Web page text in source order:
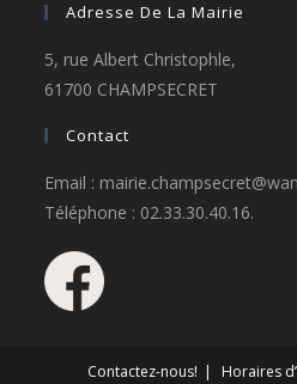
Adresse De La Mairie
5, rue Albert Christophle,
61700 CHAMPSECRET
Contact
Email :
Téléphone : 02.33.30.40.16.
Contactez-nous!
Horaires